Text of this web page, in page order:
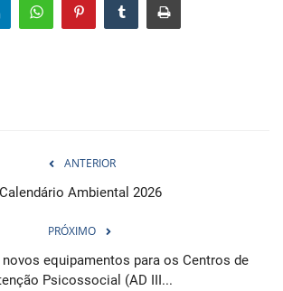
ANTERIOR
Calendário Ambiental 2026
PRÓXIMO
novos equipamentos para os Centros de
Psicossocial (AD III...